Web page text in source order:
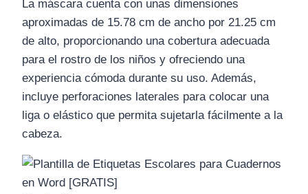
La máscara cuenta con unas dimensiones
aproximadas de 15.78 cm de ancho por 21.25 cm
de alto, proporcionando una cobertura adecuada
para el rostro de los niños y ofreciendo una
experiencia cómoda durante su uso. Además,
incluye perforaciones laterales para colocar una
liga o elástico que permita sujetarla fácilmente a la
cabeza.